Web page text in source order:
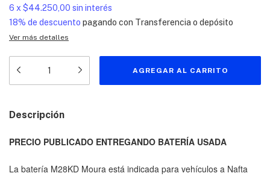
6 x $44.250,00 sin interés
18% de descuento pagando con Transferencia o depósito
Ver más detalles
Descripción
PRECIO PUBLICADO ENTREGANDO BATERÍA USADA
La batería M28KD Moura está indicada para vehículos a Nafta